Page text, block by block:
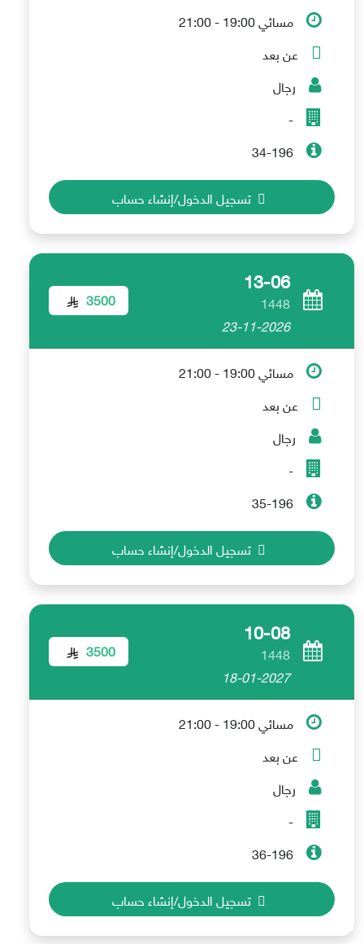
مسائي 19:00 - 21:00
عن بعد
رجال
-
34-196
تسجيل الدخول/إنشاء حساب
13-06
1448
23-11-2026
3500
مسائي 19:00 - 21:00
عن بعد
رجال
-
35-196
تسجيل الدخول/إنشاء حساب
10-08
1448
18-01-2027
3500
مسائي 19:00 - 21:00
عن بعد
رجال
-
36-196
تسجيل الدخول/إنشاء حساب